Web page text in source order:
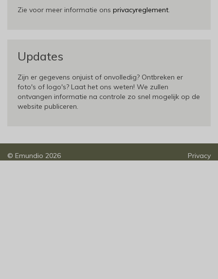
Zie voor meer informatie ons privacyreglement
Updates
Zijn er gegevens onjuist of onvolledig? Ontbreken er
foto's of logo's? Laat het ons weten! We zullen
ontvangen informatie na controle zo snel mogelijk op de
website publiceren.
© Emundio 2026 Privacy